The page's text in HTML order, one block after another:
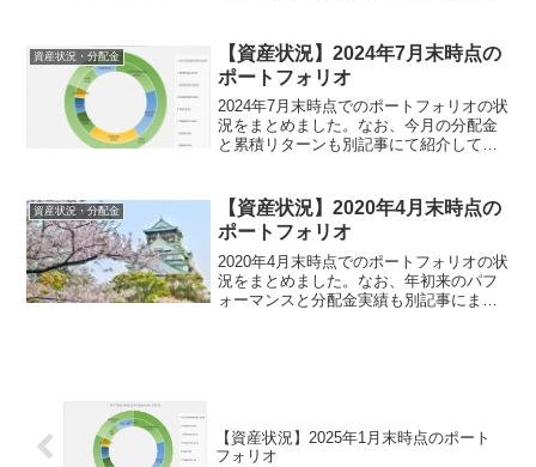
やく25万ドルを超える2021年1月末時点
の保有銘柄...
資産状況・分配金
【資産状況】2024年7月末時点の
ポートフォリオ
2024年7月末時点でのポートフォリオの状
況をまとめました。なお、今月の分配金
と累積リターンも別記事にて紹介してい
を更新今月末時点の運用純資産額
（NAV）は534,9...
資産状況・分配金
【資産状況】2020年4月末時点の
ポートフォリオ
2020年4月末時点でのポートフォリオの状
況をまとめました。なお、年初来のパフ
ォーマンスと分配金実績も別記事にまと
【資産状況】2025年1月末時点のポート
フォリオ